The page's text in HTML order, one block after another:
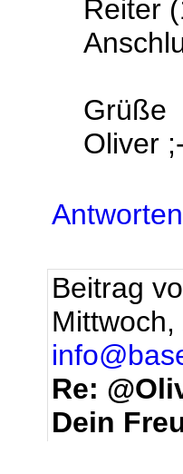
Reiter
Grüße
Oliver
Antworten
Beitrag
Re:
Dein